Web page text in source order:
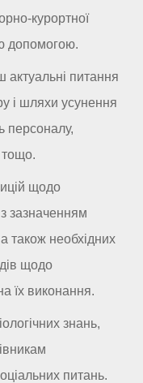
курортної
допомогою.
актуальні питання
і шляхи усунення
персоналу,
тощо.
щодо
зазначенням
а також необхідних
щодо
їх виконання.
знань,
питань.